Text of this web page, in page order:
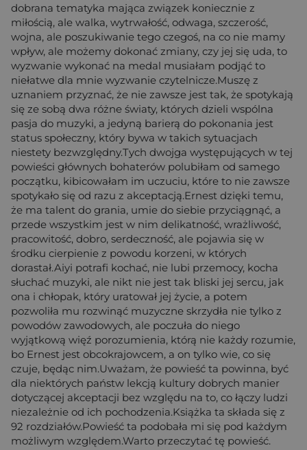
dobrana tematyka mająca związek koniecznie z
miłością, ale walka, wytrwałość, odwaga, szczerość,
wojna, ale poszukiwanie tego czegoś, na co nie mamy
wpływ, ale możemy dokonać zmiany, czy jej się uda, to
wyzwanie wykonać na medal musiałam podjąć to
niełatwe dla mnie wyzwanie czytelnicze.Muszę z
uznaniem przyznać, że nie zawsze jest tak, że spotykają
się ze sobą dwa różne światy, których dzieli wspólna
pasja do muzyki, a jedyną barierą do pokonania jest
status społeczny, który bywa w takich sytuacjach
niestety bezwzględny.Tych dwojga występujących w tej
powieści głównych bohaterów polubiłam od samego
początku, kibicowałam im uczuciu, które to nie zawsze
spotykało się od razu z akceptacją.Ernest dzięki temu,
że ma talent do grania, umie do siebie przyciągnąć, a
przede wszystkim jest w nim delikatność, wrażliwość,
pracowitość, dobro, serdeczność, ale pojawia się w
środku cierpienie z powodu korzeni, w których
dorastał.Aiyi potrafi kochać, nie lubi przemocy, kocha
słuchać muzyki, ale nikt nie jest tak bliski jej sercu, jak
ona i chłopak, który uratował jej życie, a potem
pozwoliła mu rozwinąć muzyczne skrzydła nie tylko z
powodów zawodowych, ale poczuła do niego
wyjątkową więź porozumienia, którą nie każdy rozumie,
bo Ernest jest obcokrajowcem, a on tylko wie, co się
czuje, będąc nim.Uważam, że powieść ta powinna, być
dla niektórych państw lekcją kultury dobrych manier
dotyczącej akceptacji bez względu na to, co łączy ludzi
niezależnie od ich pochodzenia.Książka ta składa się z
92 rozdziałów.Powieść ta podobała mi się pod każdym
możliwym względem.Warto przeczytać tę powieść.